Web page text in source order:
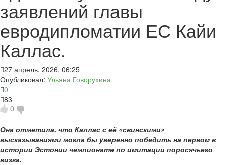
заявлений главы
евродипломатии ЕС Кайи
Каллас.
27 апрель, 2026, 06:25
Опубликовал: Ульяна Говорухина
0
83
0
Она отметила, что Каллас с её «свинскими»
высказываниями могла бы уверенно победить на первом в
истории Эстонии чемпионате по имитации поросячьего
визга.